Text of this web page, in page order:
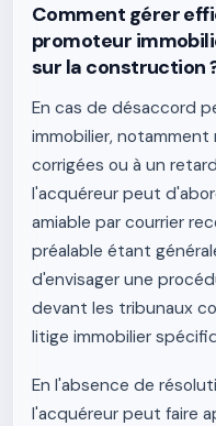
Comment gérer
promoteur
sur la construction
En cas de désaccord
immobilier, notamment
corrigées ou à un
l'acquéreur peut
amiable par courrier
préalable étant
d'envisager une
devant les tribunaux
litige immobilier
En l'absence de
l'acquéreur peut faire